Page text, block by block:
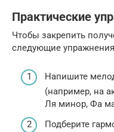
Практические
Чтобы закрепить
следующие
Напишите
(например, на
Ля минор, Фа
Подберите